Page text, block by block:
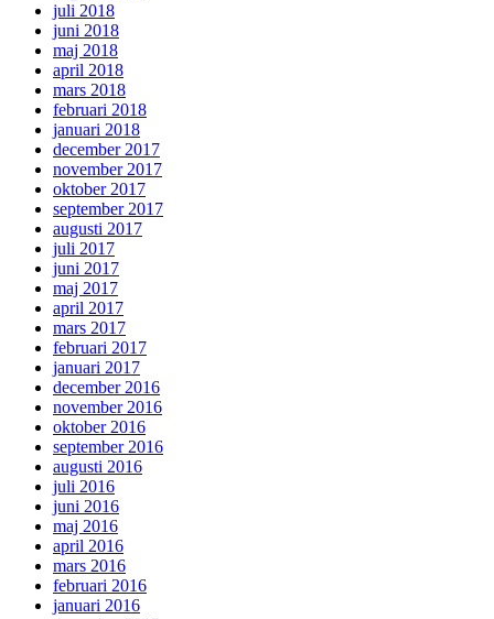
juli 2018
juni 2018
maj 2018
april 2018
mars 2018
februari 2018
januari 2018
december 2017
november 2017
oktober 2017
september 2017
augusti 2017
juli 2017
juni 2017
maj 2017
april 2017
mars 2017
februari 2017
januari 2017
december 2016
november 2016
oktober 2016
september 2016
augusti 2016
juli 2016
juni 2016
maj 2016
april 2016
mars 2016
februari 2016
januari 2016